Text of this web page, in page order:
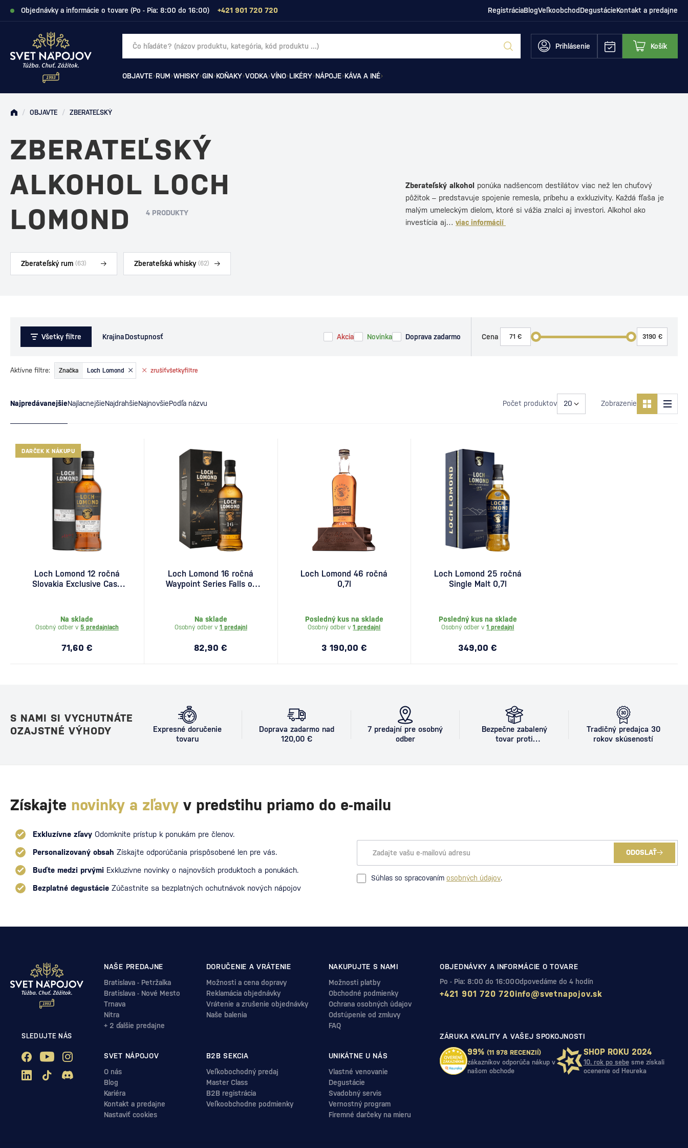
Objednávky a informácie o tovare (Po - Pia: 8:00 do 16:00) +421 901 720 720 RegistráciaBlogVeľkoobchodDegustácieKontakt a predajne
Prihlásenie Košík
OBJAVTE RUM WHISKY GIN KOŇAKY VODKA VÍNO LIKÉRY NÁPOJE KÁVA A INÉ
/ OBJAVTE / ZBERATEĽSKÝ
ZBERATEĽSKÝ
ALKOHOL LOCH
LOMOND
4 PRODUKTY
Zberateľský rum (63) Zberateľská whisky(62)
Zberateľský alkohol ponúka nadšencom destilátov viac než len chuťový
pôžitok – predstavuje spojenie remesla, príbehu a exkluzivity. Každá fľaša je
malým umeleckým dielom, ktoré si vážia znalci aj investori. Alkohol ako
investícia aj… viac informácií
Všetky filtre KrajinaDostupnosť Akcia Novinka Doprava zadarmo Cena
NajpredávanejšieNajlacnejšieNajdrahšieNajnovšiePodľa názvu Počet produktov Zobrazenie
zrušiťvšetkyfiltre
Aktívne filtre: Značka Loch Lomond
DARČEK K NÁKUPU
Loch Lomond 12 ročná
Slovakia Exclusive Cask
Na sklade
Osobný odber v 5 predajniach
71,60 €
Loch Lomond 16 ročná
Waypoint Series Falls of
Na sklade
Osobný odber v 1 predajni
82,90 €
Loch Lomond 46 ročná
0,7l
Posledný kus na sklade
Osobný odber v1 predajni
3 190,00 €
Loch Lomond 25 ročná
Single Malt 0,7l
Posledný kus na sklade
Osobný odber v1 predajni
349,00 €
S NAMI SI VYCHUTNÁTE
OZAJSTNÉ VÝHODY
Expresné doručenie
tovaru
Doprava zadarmo nad
120,00 €
7 predajní pre osobný
odber
Bezpečne zabalený
tovar proti
Tradičný predajca 30
rokov skúseností
Získajte novinky a zľavy v predstihu priamo do e-mailu
Exkluzívne zľavy Odomknite prístup k ponukám pre členov.
Personalizovaný obsah Získajte odporúčania prispôsobené len pre vás.
Buďte medzi prvými Exkluzívne novinky o najnovších produktoch a ponukách.
Bezplatné degustácie Zúčastnite sa bezplatných ochutnávok nových nápojov
ODOSLAŤ
Súhlas so spracovaním osobných údajov.
SLEDUJTE NÁS
NAŠE PREDAJNE
Bratislava - Petržalka
Bratislava - Nové Mesto
Trnava
Nitra
+ 2 ďalšie predajne
DORUČENIE A VRÁTENIE
Možnosti a cena dopravy
Reklamácia objednávky
Vrátenie a zrušenie objednávky
Naše balenia
NAKUPUJTE S NAMI
Možnosti platby
Obchodné podmienky
Ochrana osobných údajov
Odstúpenie od zmluvy
FAQ
SVET NÁPOJOV
O nás
Blog
Kariéra
Kontakt a predajne
Nastaviť cookies
B2B SEKCIA
Veľkobochodný predaj
Master Class
B2B registrácia
Veľkoobchodne podmienky
UNIKÁTNE U NÁS
Vlastné venovanie
Degustácie
Svadobný servis
Vernostný program
Firemné darčeky na mieru
OBJEDNÁVKY A INFORMÁCIE O TOVARE
Po - Pia: 8:00 do 16:00
+421 901 720 720
Odpovedáme do 4 hodín
info@svetnapojov.sk
ZÁRUKA KVALITY A VAŠEJ SPOKOJNOSTI
99% (11 978 RECENZIÍ)
zákazníkov odporúča nákup v
našom obchode
SHOP ROKU 2024
10. rok po sebesme získali
ocenenie od Heureka